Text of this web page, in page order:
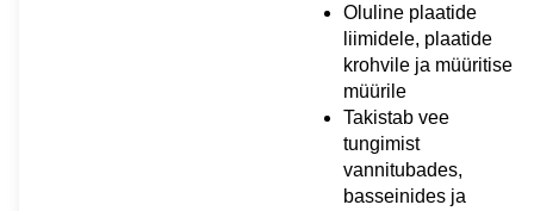
Oluline plaatide
liimidele, plaatide
krohvile ja müüritise
müürile
Takistab vee
tungimist
vannitubades,
basseinides ja